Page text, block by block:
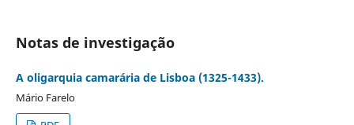
Notas de investigação
A oligarquia camarária de Lisboa (1325-1433).
Mário Farelo